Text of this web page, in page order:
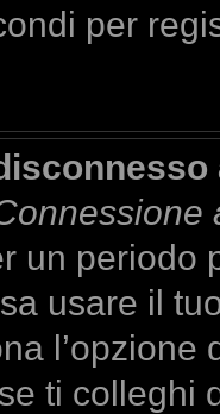
per
un periodo
usare il
ti colleghi